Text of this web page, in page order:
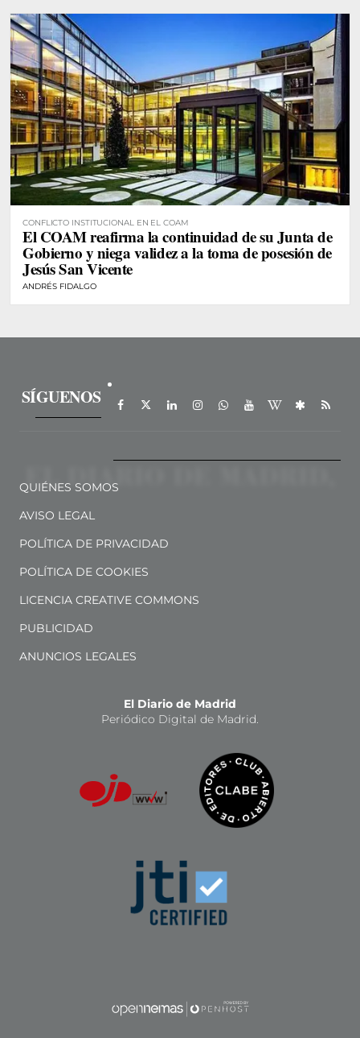
CONFLICTO INSTITUCIONAL EN EL COAM
El COAM reafirma la continuidad de su Junta de
Gobierno y niega validez a la toma de posesión de
Jesús San Vicente
ANDRÉS FIDALGO
SÍGUENOS
QUIÉNES SOMOS
AVISO LEGAL
POLÍTICA DE PRIVACIDAD
POLÍTICA DE COOKIES
LICENCIA CREATIVE COMMONS
PUBLICIDAD
ANUNCIOS LEGALES
El Diario de Madrid
Periódico Digital de Madrid.